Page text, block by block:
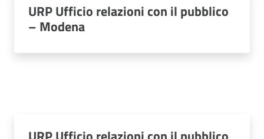
URP Ufficio relazioni con il pubblico
– Modena